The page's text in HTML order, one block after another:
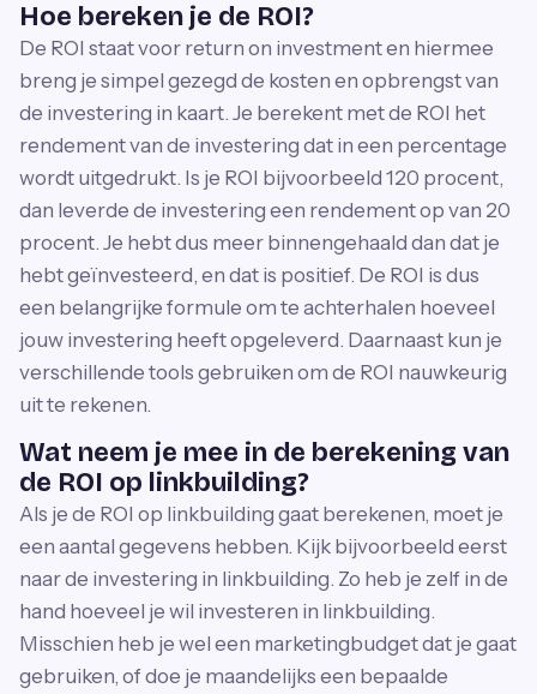
Hoe bereken je de ROI?
De ROI staat voor return on investment en hiermee
breng je simpel gezegd de kosten en opbrengst van
de investering in kaart. Je berekent met de ROI het
rendement van de investering dat in een percentage
wordt uitgedrukt. Is je ROI bijvoorbeeld 120 procent,
dan leverde de investering een rendement op van 20
procent. Je hebt dus meer binnengehaald dan dat je
hebt geïnvesteerd, en dat is positief. De ROI is dus
een belangrijke formule om te achterhalen hoeveel
jouw investering heeft opgeleverd. Daarnaast kun je
verschillende tools gebruiken om de ROI nauwkeurig
uit te rekenen.
Wat neem je mee in de berekening van
de ROI op linkbuilding?
Als je de ROI op linkbuilding gaat berekenen, moet je
een aantal gegevens hebben. Kijk bijvoorbeeld eerst
naar de investering in linkbuilding. Zo heb je zelf in de
hand hoeveel je wil investeren in linkbuilding.
Misschien heb je wel een marketingbudget dat je gaat
gebruiken, of doe je maandelijks een bepaalde